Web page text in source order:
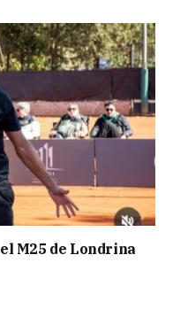
M25 de Londrina